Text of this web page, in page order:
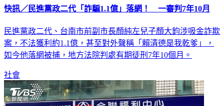
快訊／民進黨政二代「詐騙1.1億」落網！ 一審判7年10月
民進黨政二代、台南市前副市長顏純左兒子顏大鈞涉吸金詐欺
案，不法獲利約1.1億，甚至對外聲稱「賴清德是我乾爹」，
如今他落網被捕，地方法院判處有期徒刑7年10個月。
社會